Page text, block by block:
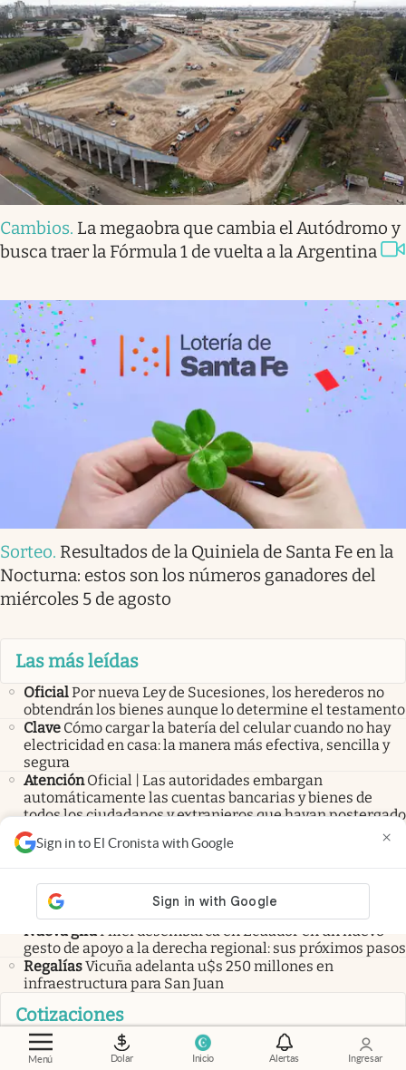
Menú Dolar Inicio Alertas Ingresar
Sign in to El Cronista with Google ×
Cambios. La megaobra que cambia el Autódromo y
busca traer la Fórmula 1 de vuelta a la Argentina
Sorteo. Resultados de la Quiniela de Santa Fe en la
Nocturna: estos son los números ganadores del
miércoles 5 de agosto
Las más leídas
OficialPor nueva Ley de Sucesiones, los herederos no
obtendrán los bienes aunque lo determine el testamento
Clave Cómo cargar la batería del celular cuando no hay
electricidad en casa: la manera más efectiva, sencilla y
segura
Atención Oficial | Las autoridades embargan
automáticamente las cuentas bancarias y bienes de
todos los ciudadanos y extranjeros que hayan postergado
este trámite
Ley de Tierras
Tras el revés al oficialismo en el Senado,
Quirno pidió la renuncia de Victoria Villarruel
Nueva gira Milei desembarca en Ecuador en un nuevo
gesto de apoyo a la derecha regional: sus próximos pasos
RegalíasVicuña adelanta u$s 250 millones en
infraestructura para San Juan
Cotizaciones
Mercado
Precio del Dólar: a así abre la cotización HOY
jueves 06 de agosto